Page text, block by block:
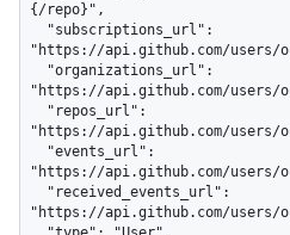
{/repo}",
"https://api.github.com/users/
"https://api.github.com/users/
"https://api.github.com/users/
"https://api.github.com/users/
"https://api.github.com/users/